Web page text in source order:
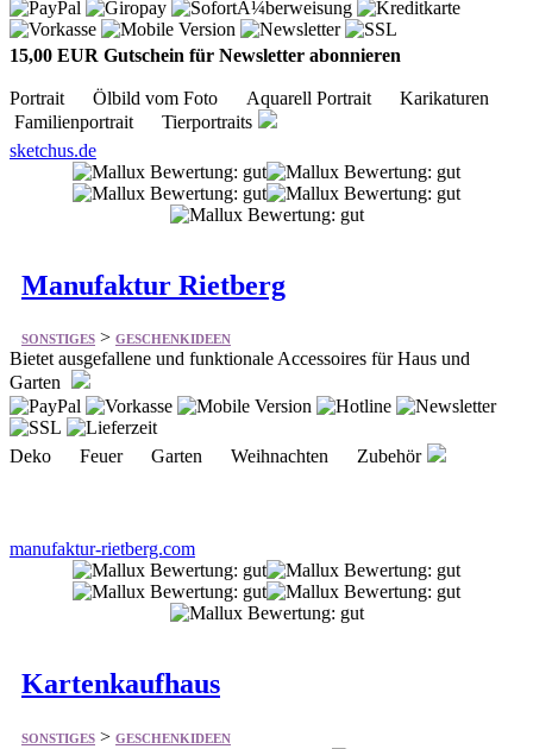
15,00 EUR Gutschein für Newsletter abonnieren
Portrait Ölbild vom Foto Aquarell Portrait Karikaturen
Familienportrait Tierportraits
sketchus.de
Manufaktur Rietberg
SONSTIGES>GESCHENKIDEEN
Bietet ausgefallene und funktionale Accessoires für Haus und
Garten
Deko Feuer Garten Weihnachten Zubehör
manufaktur-rietberg.com
Kartenkaufhaus
SONSTIGES>GESCHENKIDEEN